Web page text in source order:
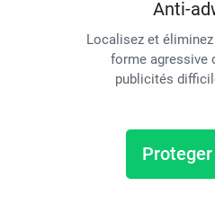
Anti-
Localisez et
forme agressive
publicités